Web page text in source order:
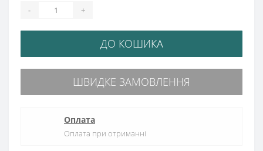
- +
ДО КОШИКА
ШВИДКЕ ЗАМОВЛЕННЯ
Оплата
Оплата при отриманні